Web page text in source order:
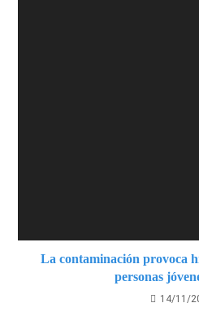
La contaminación provoca
personas
14/11/